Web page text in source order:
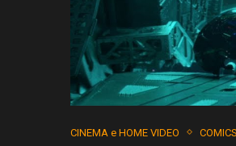
CINEMA e HOME VIDEO COMICS